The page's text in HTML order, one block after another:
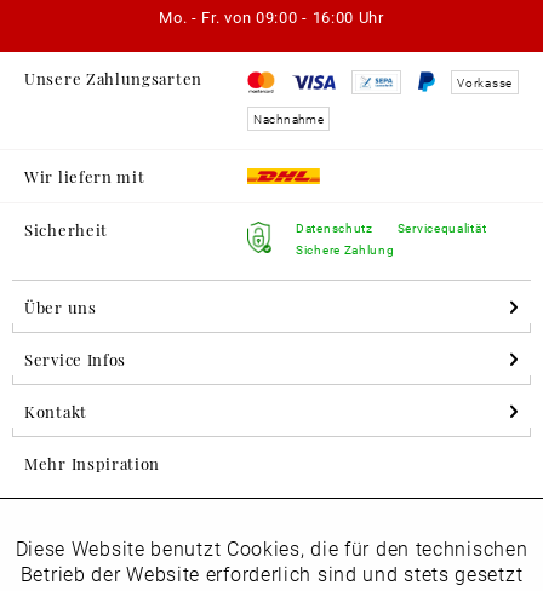
Mo. - Fr. von 09:00 - 16:00 Uhr
Unsere Zahlungsarten Vorkasse
Nachnahme
Wir liefern mit
Sicherheit
Datenschutz
Sichere Zahlung
Servicequalität
Über uns
Service Infos
Kontakt
Mehr Inspiration
Folgen Sie uns auf Instagram
horsch_schuhe
Funktionale Aktiv
Diese Website benutzt Cookies, die für den technischen
Betrieb der Website erforderlich sind und stets gesetzt